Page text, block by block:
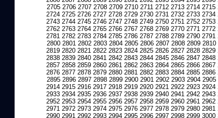
2705 2706 2707 2708 2709 2710 2711 2712 2713 2714 2715
2724 2725 2726 2727 2728 2729 2730 2731 2732 2733 2734
2743 2744 2745 2746 2747 2748 2749 2750 2751 2752 2753
2762 2763 2764 2765 2766 2767 2768 2769 2770 2771 2772
2781 2782 2783 2784 2785 2786 2787 2788 2789 2790 2791
2800 2801 2802 2803 2804 2805 2806 2807 2808 2809 2810
2819 2820 2821 2822 2823 2824 2825 2826 2827 2828 2829
2838 2839 2840 2841 2842 2843 2844 2845 2846 2847 2848
2857 2858 2859 2860 2861 2862 2863 2864 2865 2866 2867
2876 2877 2878 2879 2880 2881 2882 2883 2884 2885 2886
2895 2896 2897 2898 2899 2900 2901 2902 2903 2904 2905
2914 2915 2916 2917 2918 2919 2920 2921 2922 2923 2924
2933 2934 2935 2936 2937 2938 2939 2940 2941 2942 2943
2952 2953 2954 2955 2956 2957 2958 2959 2960 2961 2962
2971 2972 2973 2974 2975 2976 2977 2978 2979 2980 2981
2990 2991 2992 2993 2994 2995 2996 2997 2998 2999 3000